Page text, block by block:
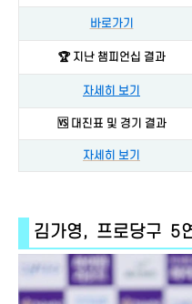
바로가기
🏆 지난 챔피언십 결과
자세히 보기
🆚 대진표 및 경기 결과
자세히 보기
김가영, 프로당구 5